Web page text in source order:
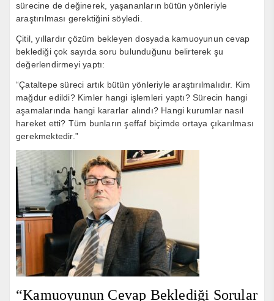
sürecine de değinerek, yaşananların bütün yönleriyle
araştırılması gerektiğini söyledi.
Çitil, yıllardır çözüm bekleyen dosyada kamuoyunun cevap
beklediği çok sayıda soru bulunduğunu belirterek şu
değerlendirmeyi yaptı:
“Çataltepe süreci artık bütün yönleriyle araştırılmalıdır. Kim
mağdur edildi? Kimler hangi işlemleri yaptı? Sürecin hangi
aşamalarında hangi kararlar alındı? Hangi kurumlar nasıl
hareket etti? Tüm bunların şeffaf biçimde ortaya çıkarılması
gerekmektedir.”
“Kamuoyunun Cevap Beklediği Sorular